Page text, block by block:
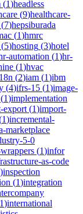
(1)headless
(9)healthcare-
(7)hepsiburada
(1)hmrc
(5)hosting (3)hotel
automation (1)hr-
(1)hvac
(2)iam (1)ibm
(4)ifrs-15 (1)image-
(1)implementation
export (1)import-
1)incremental-
marketplace
5-0
(1)infor
as-code
)inspection
(1)integration
1)international